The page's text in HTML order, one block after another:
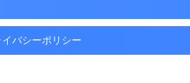
イバシーポリシー